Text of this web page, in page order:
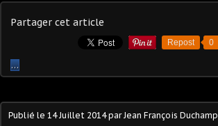
Partager cet article
Repost 0
…
Publié le 14 Juillet 2014par Jean François Duchamp